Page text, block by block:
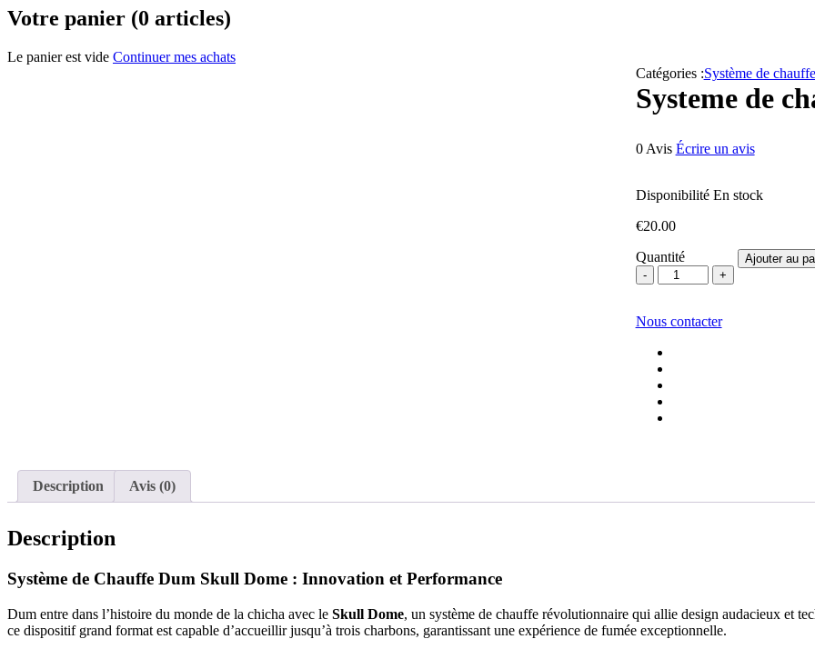
Votre panier (0 articles)
Le panier est vide Continuer mes achats
Catégories :Système de chauffe
Systeme de
0 Avis Écrire un avis
Disponibilité En stock
€20.00
Quantité
quantité
de
de
Dum
Skull
Dome
Ajouter au
Nous contacter
Description Avis (0)
Description
Système de Chauffe Dum Skull Dome : Innovation et Performance
Dum entre dans l’histoire du monde de la chicha avec le Skull Dome, un système de chauffe révolutionnaire qui allie design audacieux et
ce dispositif grand format est capable d’accueillir jusqu’à trois charbons, garantissant une expérience de fumée exceptionnelle.